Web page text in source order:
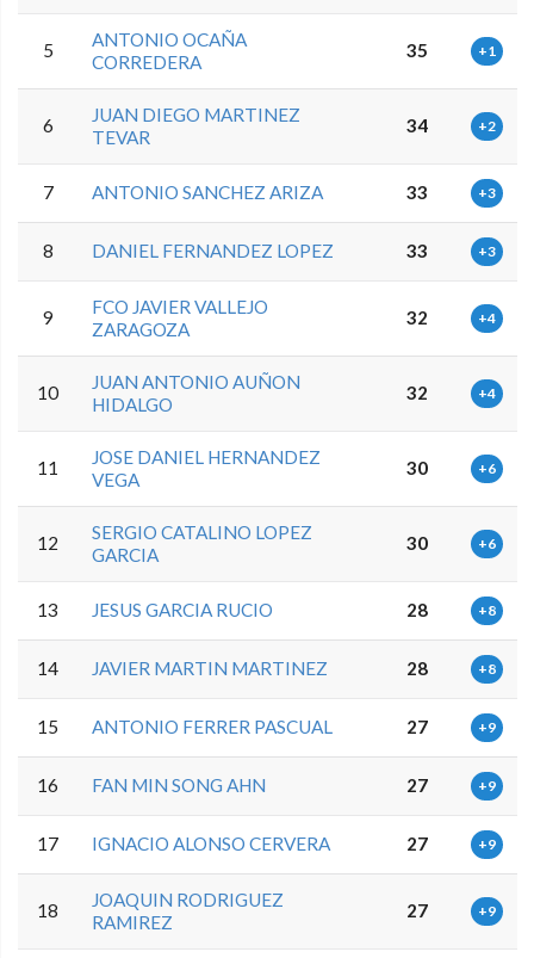
5
ANTONIO OCAÑA
CORREDERA
35 +1
6
JUAN DIEGO MARTINEZ
TEVAR
34 +2
7 ANTONIO SANCHEZ ARIZA 33 +3
8 DANIEL FERNANDEZ LOPEZ 33 +3
9
FCO JAVIER VALLEJO
ZARAGOZA
32 +4
10
JUAN ANTONIO AUÑON
HIDALGO
32 +4
11
JOSE DANIEL HERNANDEZ
VEGA
30 +6
12
SERGIO CATALINO LOPEZ
GARCIA
30 +6
13 JESUS GARCIA RUCIO 28 +8
14 JAVIER MARTIN MARTINEZ 28 +8
15 ANTONIO FERRER PASCUAL 27 +9
16 FAN MIN SONG AHN 27 +9
17 IGNACIO ALONSO CERVERA 27 +9
18
JOAQUIN RODRIGUEZ
RAMIREZ
27 +9